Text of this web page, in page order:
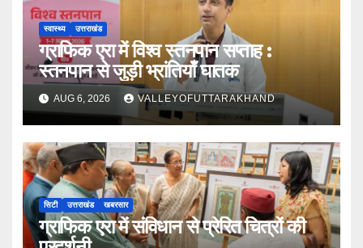
स्वास्थ्य उत्तराखंड
ग्राफिक एरा में विश्व स्तनपान सप्ताह :
स्तनपान से जुड़ी भ्रांतियाँ घातक
AUG 6, 2026 VALLEYOFUTTARAKHAND
सिटी उत्तराखंड खबरसार
ग्राफिक एरा में संविधान से प्रेरित चित्रों की